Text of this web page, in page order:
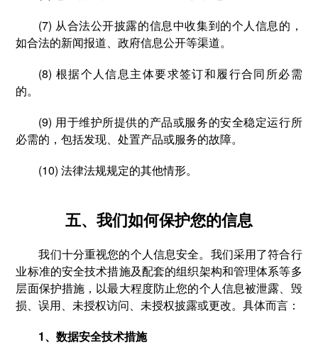
(7) 从合法公开披露的信息中收集到的个人信息的，
如合法的新闻报道、政府信息公开等渠道。
(8) 根据个人信息主体要求签订和履行合同所必需
的。
(9) 用于维护所提供的产品或服务的安全稳定运行所
必需的，包括发现、处置产品或服务的故障。
(10) 法律法规规定的其他情形。
五、我们如何保护您的信息
我们十分重视您的个人信息安全。我们采用了符合行
业标准的安全技术措施及配套的组织架构和管理体系等多
层面保护措施，以最大程度防止您的个人信息被泄露、毁
损、误用、未授权访问、未授权披露或更改。具体而言：
1、数据安全技术措施